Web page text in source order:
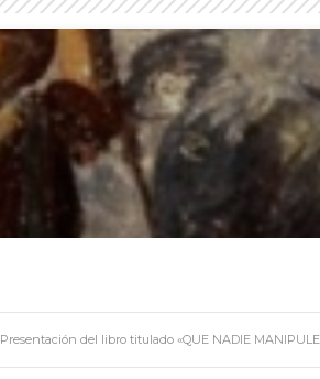
Presentación del libro titulado «QUE NADIE